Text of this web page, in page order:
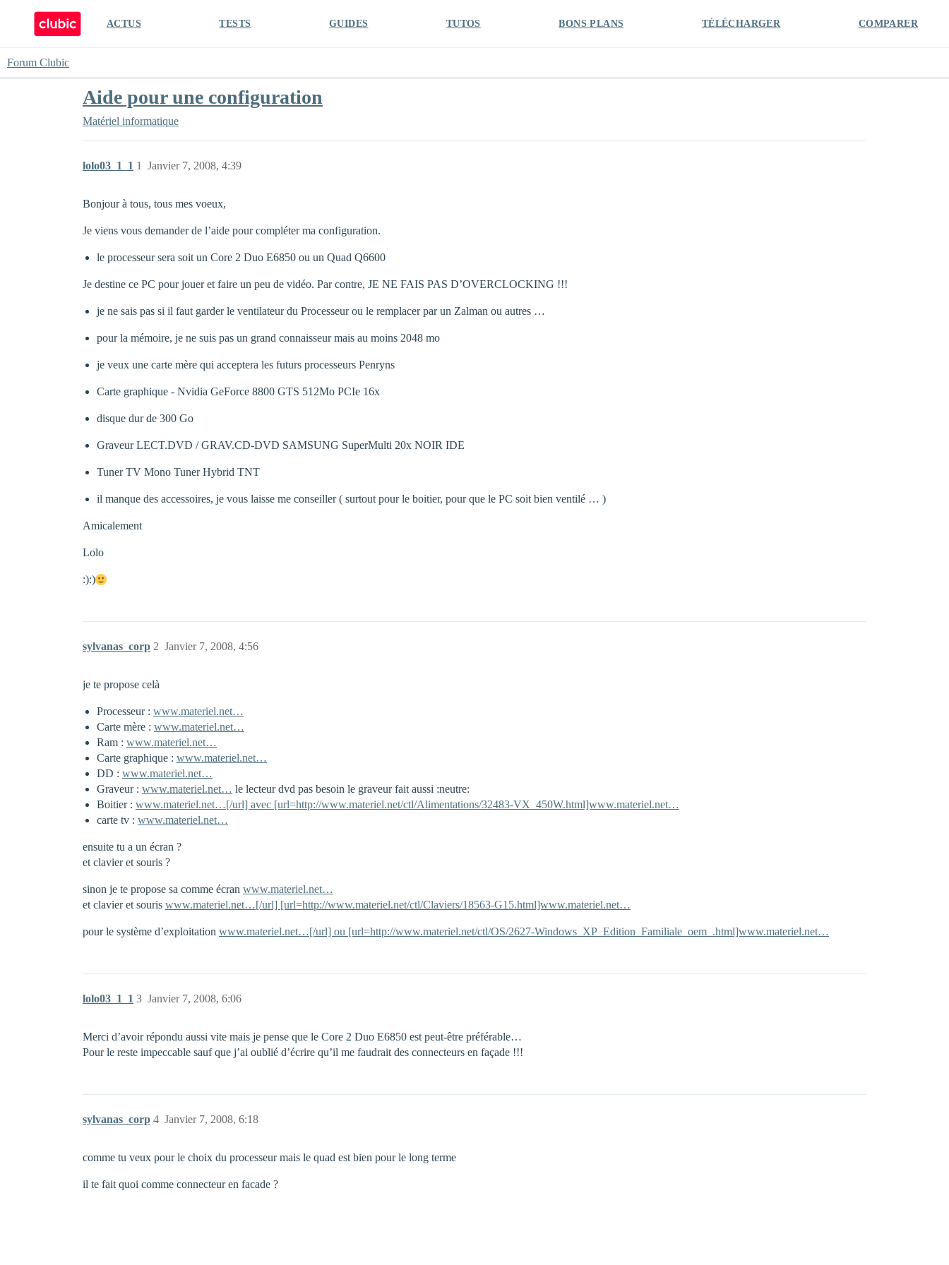
ACTUS TESTS GUIDES TUTOS BONS PLANS TÉLÉCHARGER COMPARER
Forum Clubic
Aide pour une configuration
Matériel informatique
lolo03_1_1 Janvier 7, 2008, 4:39
1
Bonjour à tous, tous mes voeux,
Je viens vous demander de l’aide pour compléter ma configuration.
le processeur sera soit un Core 2 Duo E6850 ou un Quad Q6600
Je destine ce PC pour jouer et faire un peu de vidéo. Par contre, JE NE FAIS PAS D’OVERCLOCKING !!!
je ne sais pas si il faut garder le ventilateur du Processeur ou le remplacer par un Zalman ou autres …
pour la mémoire, je ne suis pas un grand connaisseur mais au moins 2048 mo
je veux une carte mère qui acceptera les futurs processeurs Penryns
Carte graphique - Nvidia GeForce 8800 GTS 512Mo PCIe 16x
disque dur de 300 Go
Graveur LECT.DVD / GRAV.CD-DVD SAMSUNG SuperMulti 20x NOIR IDE
Tuner TV Mono Tuner Hybrid TNT
il manque des accessoires, je vous laisse me conseiller ( surtout pour le boitier, pour que le PC soit bien ventilé … )
Amicalement
Lolo
:):)
sylvanas_corp Janvier 7, 2008, 4:56
2
je te propose celà
Processeur : www.materiel.net…
Carte mère : www.materiel.net…
Ram : www.materiel.net…
Carte graphique : www.materiel.net…
DD : www.materiel.net…
Graveur : www.materiel.net… le lecteur dvd pas besoin le graveur fait aussi :neutre:
Boitier : www.materiel.net…[/url] avec [url=http://www.materiel.net/ctl/Alimentations/32483-VX_450W.html]www.materiel.net…
carte tv : www.materiel.net…
ensuite tu a un écran ?
et clavier et souris ?
sinon je te propose sa comme écran www.materiel.net…
et clavier et souris www.materiel.net…[/url] [url=http://www.materiel.net/ctl/Claviers/18563-G15.html]www.materiel.net…
pour le système d’exploitation www.materiel.net…[/url] ou [url=http://www.materiel.net/ctl/OS/2627-Windows_XP_Edition_Familiale_oem_.html]www.materiel.net…
lolo03_1_1 Janvier 7, 2008, 6:06
3
Merci d’avoir répondu aussi vite mais je pense que le Core 2 Duo E6850 est peut-être préférable…
Pour le reste impeccable sauf que j’ai oublié d’écrire qu’il me faudrait des connecteurs en façade !!!
sylvanas_corp Janvier 7, 2008, 6:18
4
comme tu veux pour le choix du processeur mais le quad est bien pour le long terme
il te fait quoi comme connecteur en facade ?